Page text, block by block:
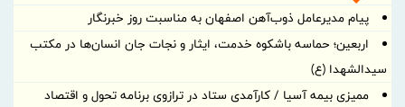
پیام مدیرعامل ذوب‌آهن اصفهان به مناسبت روز خبرنگار
اربعین؛ حماسه باشکوه خدمت، ایثار و نجات جان انسان‌ها در مکتب
سیدالشهدا (ع)
ممیزی بیمه آسیا / کارآمدی ستاد در ترازوی برنامه تحول و اقتصاد